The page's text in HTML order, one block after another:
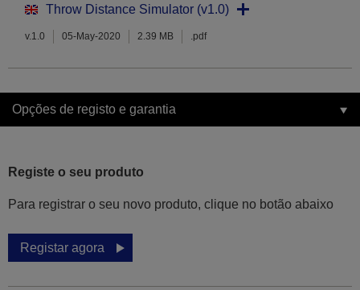
Throw Distance Simulator (v1.0)
v.1.0 05-May-2020 2.39 MB .pdf
Opções de registo e garantia
Registe o seu produto
Para registrar o seu novo produto, clique no botão abaixo
Registar agora